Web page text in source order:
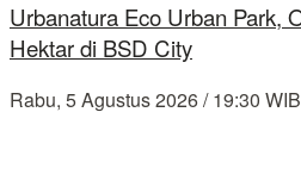
Urbanatura Eco Urban Park,
Hektar di BSD City
Rabu, 5 Agustus 2026 / 19:30 WIB